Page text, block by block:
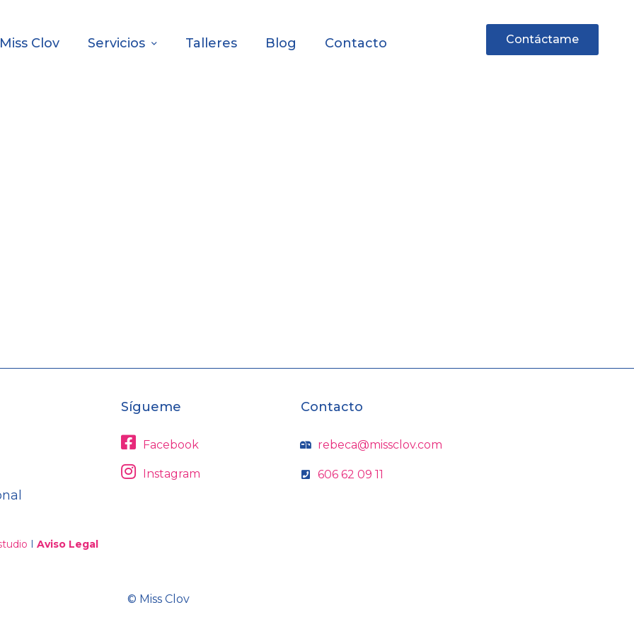
Clov Servicios Talleres Blog Contacto Contáctame
I Aviso Legal
Sígueme
Facebook
Instagram
Contacto
rebeca@missclov.com
606 62 09 11
© Miss Clov